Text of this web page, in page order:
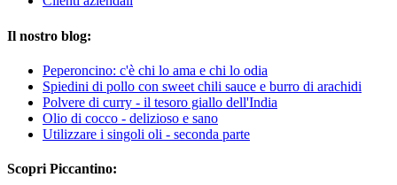
Il nostro blog:
Peperoncino: c'è chi lo ama e chi lo odia
Spiedini di pollo con sweet chili sauce e burro di arachidi
Polvere di curry - il tesoro giallo dell'India
Olio di cocco - delizioso e sano
Utilizzare i singoli oli - seconda parte
Scopri Piccantino: